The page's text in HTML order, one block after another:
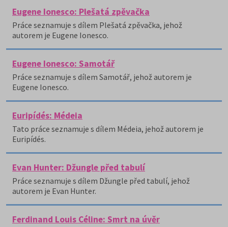
Eugene Ionesco: Plešatá zpěvačka
Práce seznamuje s dílem Plešatá zpěvačka, jehož
autorem je Eugene Ionesco.
Eugene Ionesco: Samotář
Práce seznamuje s dílem Samotář, jehož autorem je
Eugene Ionesco.
Euripídés: Médeia
Tato práce seznamuje s dílem Médeia, jehož autorem je
Euripídés.
Evan Hunter: Džungle před tabulí
Práce seznamuje s dílem Džungle před tabulí, jehož
autorem je Evan Hunter.
Ferdinand Louis Céline: Smrt na úvěr